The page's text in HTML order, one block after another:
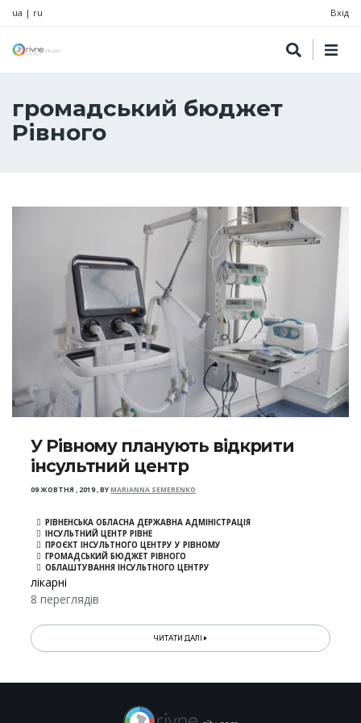
ua | ru Вхід
громадський бюджет
Рівного
У Рівному планують відкрити
інсультний центр
09 ЖОВТНЯ , 2019,BYMARIANNA SEMERENKO
РІВНЕНСЬКА ОБЛАСНА ДЕРЖАВНА АДМІНІСТРАЦІЯ
ІНСУЛЬТНИЙ ЦЕНТР РІВНЕ
ПРОЄКТ ІНСУЛЬТНОГО ЦЕНТРУ У РІВНОМУ
ГРОМАДСЬКИЙ БЮДЖЕТ РІВНОГО
ОБЛАШТУВАННЯ ІНСУЛЬТНОГО ЦЕНТРУ
лікарні
8 переглядів
ЧИТАТИ ДАЛІ